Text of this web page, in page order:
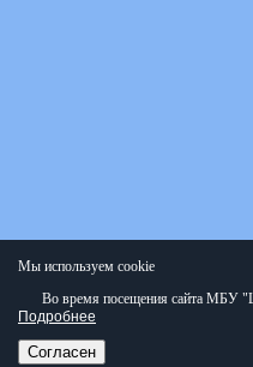
Мы используем cookie
Во время посещения сайта МБУ
Подробнее
Согласен